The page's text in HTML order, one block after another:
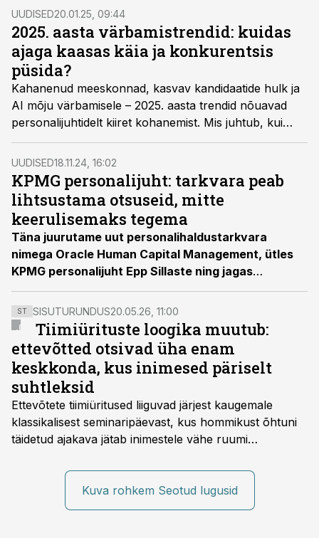
katsetatakse virtuaalset assistenti. Loe pikemalt
personalijuhtide kommentaare AI kasutamisest
igapäevases töös.
UUDISED20.01.25, 09:44
2025. aasta värbamistrendid: kuidas
ajaga kaasas käia ja konkurentsis
püsida?
Kahanenud meeskonnad, kasvav kandidaatide hulk ja
AI mõju värbamisele – 2025. aasta trendid nõuavad
personalijuhtidelt kiiret kohanemist. Mis juhtub, kui
värbamine pole enam valik, vaid andmepõhine
vajadus?
UUDISED18.11.24, 16:02
KPMG personalijuht: tarkvara peab
lihtsustama otsuseid, mitte
keerulisemaks tegema
Täna juurutame uut personalihaldustarkvara
nimega Oracle Human Capital Management, ütles
KPMG personalijuht Epp Sillaste ning jagas
kogemust.
ST SISUTURUNDUS20.05.26, 11:00
Tiimiürituste loogika muutub:
ettevõtted otsivad üha enam
keskkonda, kus inimesed päriselt
suhtleksid
Ettevõtete tiimiüritused liiguvad järjest kaugemale
klassikalisest seminaripäevast, kus hommikust õhtuni
täidetud ajakava jätab inimestele vähe ruumi
räägitakse, miks otsivad ettevõtted üha enam paikasid,
kus keskkond ise aitaks inimesed töörežiimist välja
tuua ning looks võimaluse rahulikumaks ja
Kuva rohkem Seotud lugusid